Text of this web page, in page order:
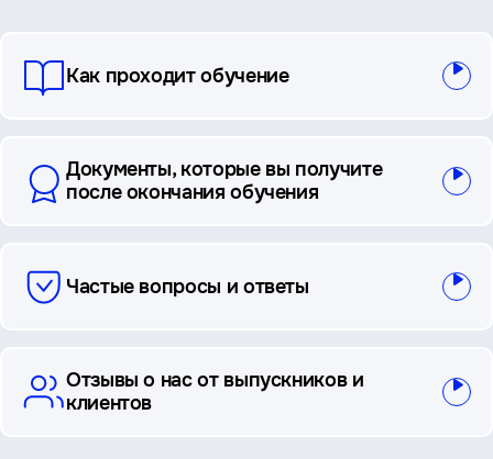
вопросы
Как проходит обучение
Документы, которые вы получите
после окончания обучения
Частые вопросы и ответы
Отзывы о нас от выпускников и
клиентов